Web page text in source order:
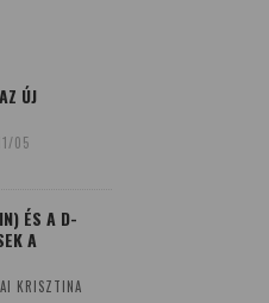
ÚJ
05
ÉS A D-
A
KRISZTINA